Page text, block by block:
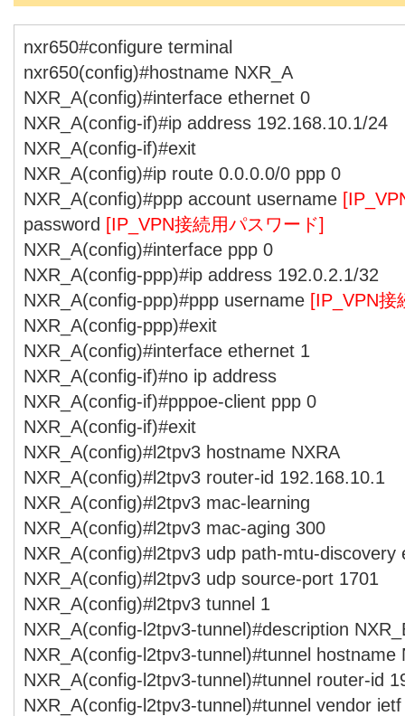
nxr650#configure terminal
nxr650(config)#hostname NXR_A
NXR_A(config)#interface ethernet 0
NXR_A(config-if)#ip address 192.168.10.1/24
NXR_A(config-if)#exit
NXR_A(config)#ip route 0.0.0.0/0 ppp 0
NXR_A(config)#ppp account username
password [IP_VPN接続用パスワード]
NXR_A(config)#interface ppp 0
NXR_A(config-ppp)#ip address 192.0.2.1/32
NXR_A(config-ppp)#ppp username [IP_VPN接
NXR_A(config-ppp)#exit
NXR_A(config)#interface ethernet 1
NXR_A(config-if)#no ip address
NXR_A(config-if)#pppoe-client ppp 0
NXR_A(config-if)#exit
NXR_A(config)#l2tpv3 hostname NXRA
NXR_A(config)#l2tpv3 router-id 192.168.10.1
NXR_A(config)#l2tpv3 mac-learning
NXR_A(config)#l2tpv3 mac-aging 300
NXR_A(config)#l2tpv3 udp path-mtu-discovery
NXR_A(config)#l2tpv3 udp source-port 1701
NXR_A(config)#l2tpv3 tunnel 1
NXR_A(config-l2tpv3-tunnel)#description
NXR_A(config-l2tpv3-tunnel)#tunnel hostname
NXR_A(config-l2tpv3-tunnel)#tunnel router-id
NXR_A(config-l2tpv3-tunnel)#tunnel vendor ietf